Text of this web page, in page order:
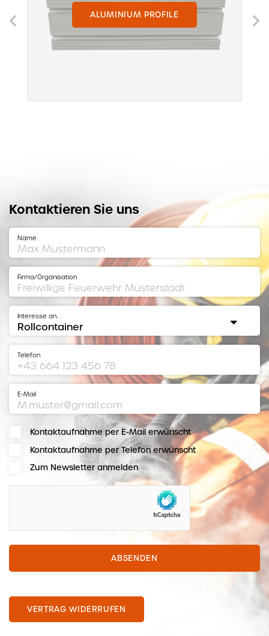
ALUMINIUM PROFILE
Kontaktieren Sie uns
Name
Firma/Organisation
Interesse an…
Telefon
E-Mail
Kontaktaufnahme per E-Mail erwünscht
Kontaktaufnahme per Telefon erwünscht
Zum Newsletter anmelden
ABSENDEN
VERTRAG WIDERRUFEN